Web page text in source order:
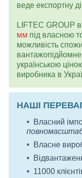
веде експортну
LIFTEC GROUP
мм під власною
можливість
українською
виробника в
НАШІ
Власний
Власне
11000